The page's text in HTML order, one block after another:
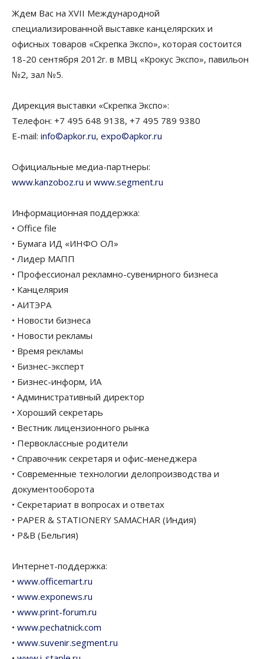
Ждем Вас на XVII Международной
специализированной выставке канцелярских и
офисных товаров «Скрепка Экспо», которая состоится
18-20 сентября 2012г. в МВЦ «Крокус Экспо», павильон
№2, зал №5.
Дирекция выставки «Скрепка Экспо»:
Телефон: +7 495 648 9138, +7 495 789 9380
E-mail: info©apkor.ru, expo©apkor.ru
Официальные медиа-партнеры:
www.kanzoboz.ru и www.segment.ru
Информационная поддержка:
• Office file
• Бумага ИД «ИНФО ОЛ»
• Лидер МАПП
• Профессионал рекламно-сувенирного бизнеса
• Канцелярия
• АИТЭРА
• Новости бизнеса
• Новости рекламы
• Время рекламы
• Бизнес-эксперт
• Бизнес-информ, ИА
• Административный директор
• Хороший секретарь
• Вестник лицензионного рынка
• Первоклассные родители
• Справочник секретаря и офис-менеджера
• Современные технологии делопроизводства и
документооборота
• Секретариат в вопросах и ответах
• PAPER & STATIONERY SAMACHAR (Индия)
• P&B (Бельгия)
Интернет-поддержка:
• www.officemart.ru
• www.exponews.ru
• www.print-forum.ru
• www.pechatnick.com
• www.suvenir.segment.ru